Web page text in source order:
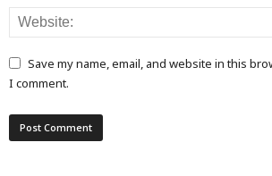
Save my name, email, and website in this
I comment.